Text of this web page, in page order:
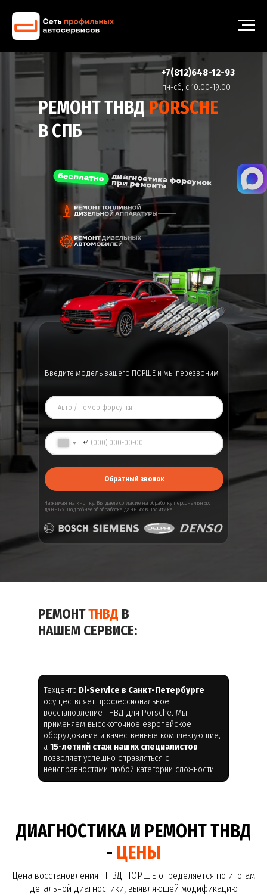
пн-cб, с 10:00-19:00
+7(812)648-12-93
РЕМОНТ ТНВДPORSCHE
В СПБ
+7
Обратный звонок
Введите модель вашего ПОРШЕ и мы перезвоним
Нажимая на кнопку, Вы даетесогласие на обработку персональных
данных. Подробнее об обработке данных в Политике.
Техцентр Di-Service в Санкт-Петербурге
осуществляет профессиональное
восстановление ТНВД для Porsche. Мы
применяем высокоточное европейское
оборудование и качественные комплектующие,
а 15-летний стаж наших специалистов
позволяет успешно справляться с
неисправностями любой категории сложности.
РЕМОНТТНВД В
НАШЕМ СЕРВИСЕ:
ДИАГНОСТИКА И РЕМОНТ ТНВД
- ЦЕНЫ
Цена восстановления ТНВД ПОРШЕ определяется по итогам
детальной диагностики, выявляющей модификацию